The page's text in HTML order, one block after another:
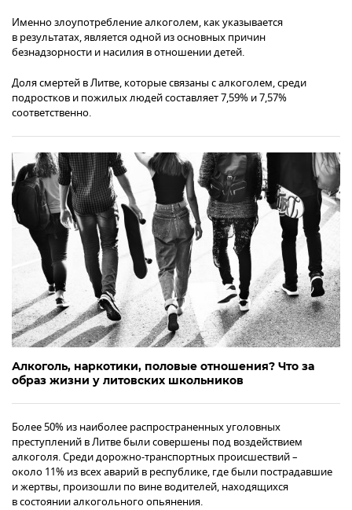
Именно злоупотребление алкоголем, как указывается
в результатах, является одной из основных причин
безнадзорности и насилия в отношении детей.
Доля смертей в Литве, которые связаны с алкоголем, среди
подростков и пожилых людей составляет 7,59% и 7,57%
соответственно.
Алкоголь, наркотики, половые отношения? Что за
образ жизни у литовских школьников
Более 50% из наиболее распространенных уголовных
преступлений в Литве были совершены под воздействием
алкоголя. Среди дорожно-транспортных происшествий –
около 11% из всех аварий в республике, где были пострадавшие
и жертвы, произошли по вине водителей, находящихся
в состоянии алкогольного опьянения.